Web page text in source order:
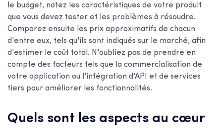
le budget, notez les caractéristiques de votre produit
que vous devez tester et les problèmes à résoudre.
Comparez ensuite les prix approximatifs de chacun
d'entre eux, tels qu'ils sont indiqués sur le marché, afin
d'estimer le coût total. N'oubliez pas de prendre en
compte des facteurs tels que la commercialisation de
votre application ou l'intégration d'API et de services
tiers pour améliorer les fonctionnalités.
Quels sont les aspects au cœur